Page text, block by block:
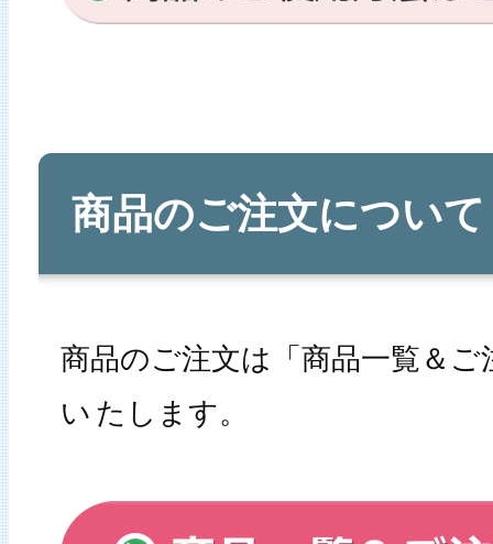
商品のご注文について
商品のご注文は「商品一覧＆
い たします。